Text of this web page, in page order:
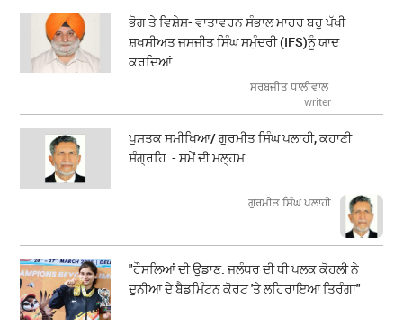
ਭੋਗ ਤੇ ਵਿਸ਼ੇਸ਼- ਵਾਤਾਵਰਨ ਸੰਭਾਲ ਮਾਹਰ ਬਹੁ ਪੱਖੀ
ਸ਼ਖਸੀਅਤ ਜਸਜੀਤ ਸਿੰਘ ਸਮੁੰਦਰੀ (IFS)ਨੂੰ ਯਾਦ
ਕਰਦਿਆਂ
ਸਰਬਜੀਤ ਧਾਲੀਵਾਲ
writer
ਪੁਸਤਕ ਸਮੀਖਿਆ/ ਗੁਰਮੀਤ ਸਿੰਘ ਪਲਾਹੀ, ਕਹਾਣੀ
ਸੰਗ੍ਰਹਿ - ਸਮੇਂ ਦੀ ਮਲ੍ਹਮ
ਗੁਰਮੀਤ ਸਿੰਘ ਪਲਾਹੀ
"ਹੌਸਲਿਆਂ ਦੀ ਉਡਾਣ: ਜਲੰਧਰ ਦੀ ਧੀ ਪਲਕ ਕੋਹਲੀ ਨੇ
ਦੁਨੀਆ ਦੇ ਬੈਡਮਿੰਟਨ ਕੋਰਟ 'ਤੇ ਲਹਿਰਾਇਆ ਤਿਰੰਗਾ"